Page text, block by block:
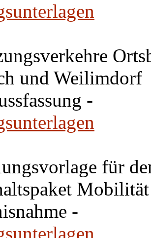
und Weilimdorf
-
für
Mobilität
-